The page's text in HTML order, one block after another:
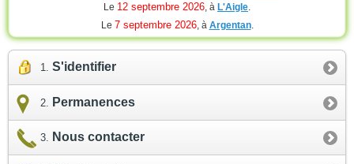
Le 12 septembre 2026, à L'Aigle.
Le 7 septembre 2026, à Argentan.
S'identifier
Permanences
Nous contacter